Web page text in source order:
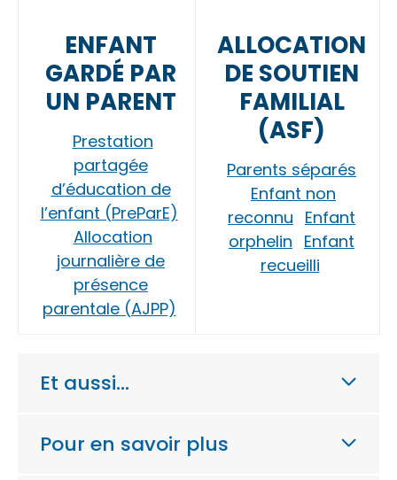
ENFANT
GARDÉ PAR
UN PARENT
Prestation
partagée
d’éducation de
l’enfant (PreParE)
Allocation
journalière de
présence
parentale (AJPP)
ALLOCATION
DE SOUTIEN
FAMILIAL
(ASF)
Parents séparés
Enfant non
reconnu Enfant
orphelin Enfant
recueilli
Et aussi…
Pour en savoir plus